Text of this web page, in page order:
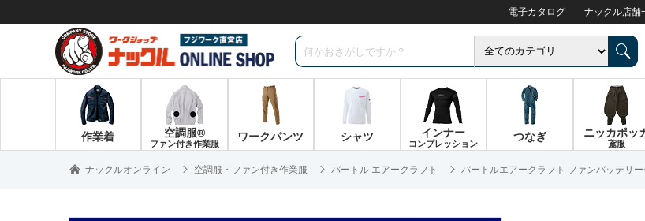
電子カタログ ナックル店舗
作業着 空調服®
ファン付き作業服
ワークパンツ シャツ インナー
コンプレッション
つなぎ ニッカポッ
鳶服
ナックルオンライン 空調服・ファン付き作業服 バートル エアークラフト バートルエアークラフト ファンバッテリ